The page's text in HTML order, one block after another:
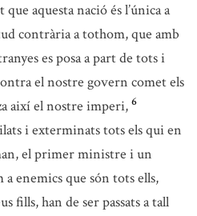
aquesta nació és l’única a
contrària a tothom, que amb
es posa a part de tots i
el nostre govern comet els
així el nostre imperi, 6
i exterminats tots els qui en
el primer ministre i un
enemics que són tots ells,
fills, han de ser passats a tall